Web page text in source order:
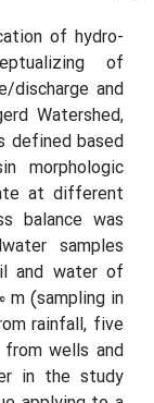
of hydro-
of
discharge and
Watershed,
defined based
morphologic
at different
balance was
samples
and water of
m (sampling in
rainfall, five
from wells and
in the study